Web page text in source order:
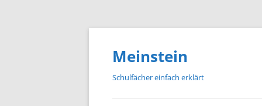
Meinstein
Schulfächer einfach erklärt